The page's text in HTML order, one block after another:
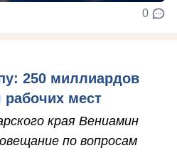
0
250 миллиардов
рабочих мест
края Вениамин
по вопросам